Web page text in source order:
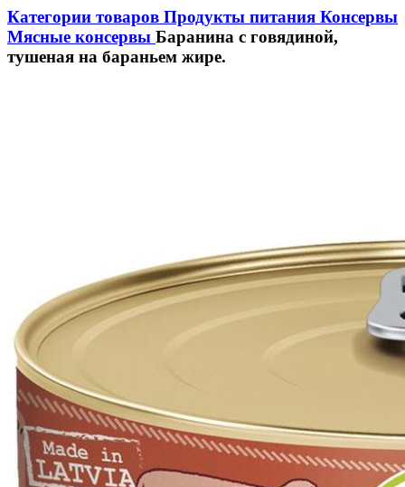
Категории товаров Продукты питания Консервы
Мясные консервы Баранина с говядиной,
тушеная на бараньем жире.